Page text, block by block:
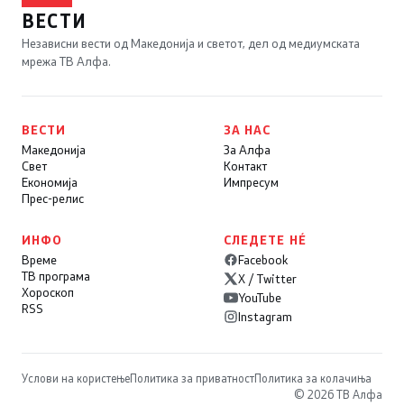
ВЕСТИ
Независни вести од Македонија и светот, дел од медиумската
мрежа ТВ Алфа.
ВЕСТИ
Македонија
Свет
Економија
Прес-релис
ЗА НАС
За Алфа
Контакт
Импресум
ИНФО
Време
ТВ програма
Хороскоп
RSS
СЛЕДЕТЕ НÉ
Facebook
X / Twitter
YouTube
Instagram
Услови на користењеПолитика за приватностПолитика за колачиња
© 2026 ТВ Алфа